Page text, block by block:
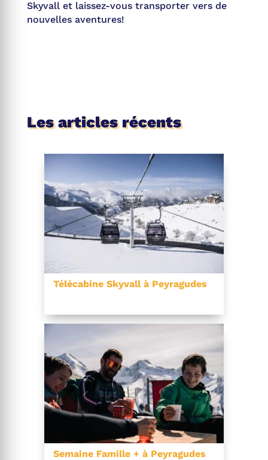
Skyvall et laissez-vous transporter vers de
nouvelles aventures!
Les articles récents
Télécabine Skyvall à Peyragudes
Semaine Famille + à Peyragudes